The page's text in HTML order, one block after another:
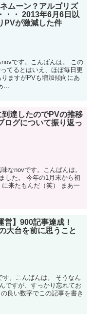
ムーン？アルゴリズ
・・ 2013年6月6日以
PVが激減した件
です。こんばんは。 この
てるとはいえ、ほぼ毎日更
ますがPVも増加傾向にあ
達したのでPVの推移
ログについて振り返っ
なnovです。こんばんは。
した。 今年の1月末から初
来たもんだ（笑） まあ一
営】900記事達成！
大台を前に思うこと
す。こんばんは。 そうなん
ですが、すっかり忘れてお
良い数字でこの記事を書き